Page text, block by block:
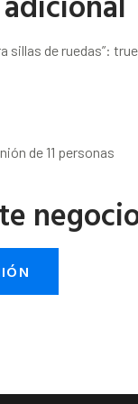
sillas de ruedas”:
de 11 personas